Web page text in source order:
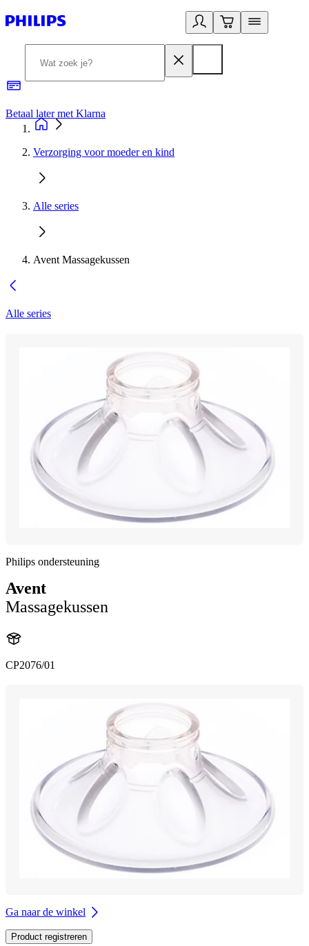
Betaal later met Klarna
Verzorging voor moeder en kind
Alle series
Avent Massagekussen
Alle series
Philips ondersteuning
Avent
Massagekussen
CP2076/01
Ga naar de winkel
Product registreren